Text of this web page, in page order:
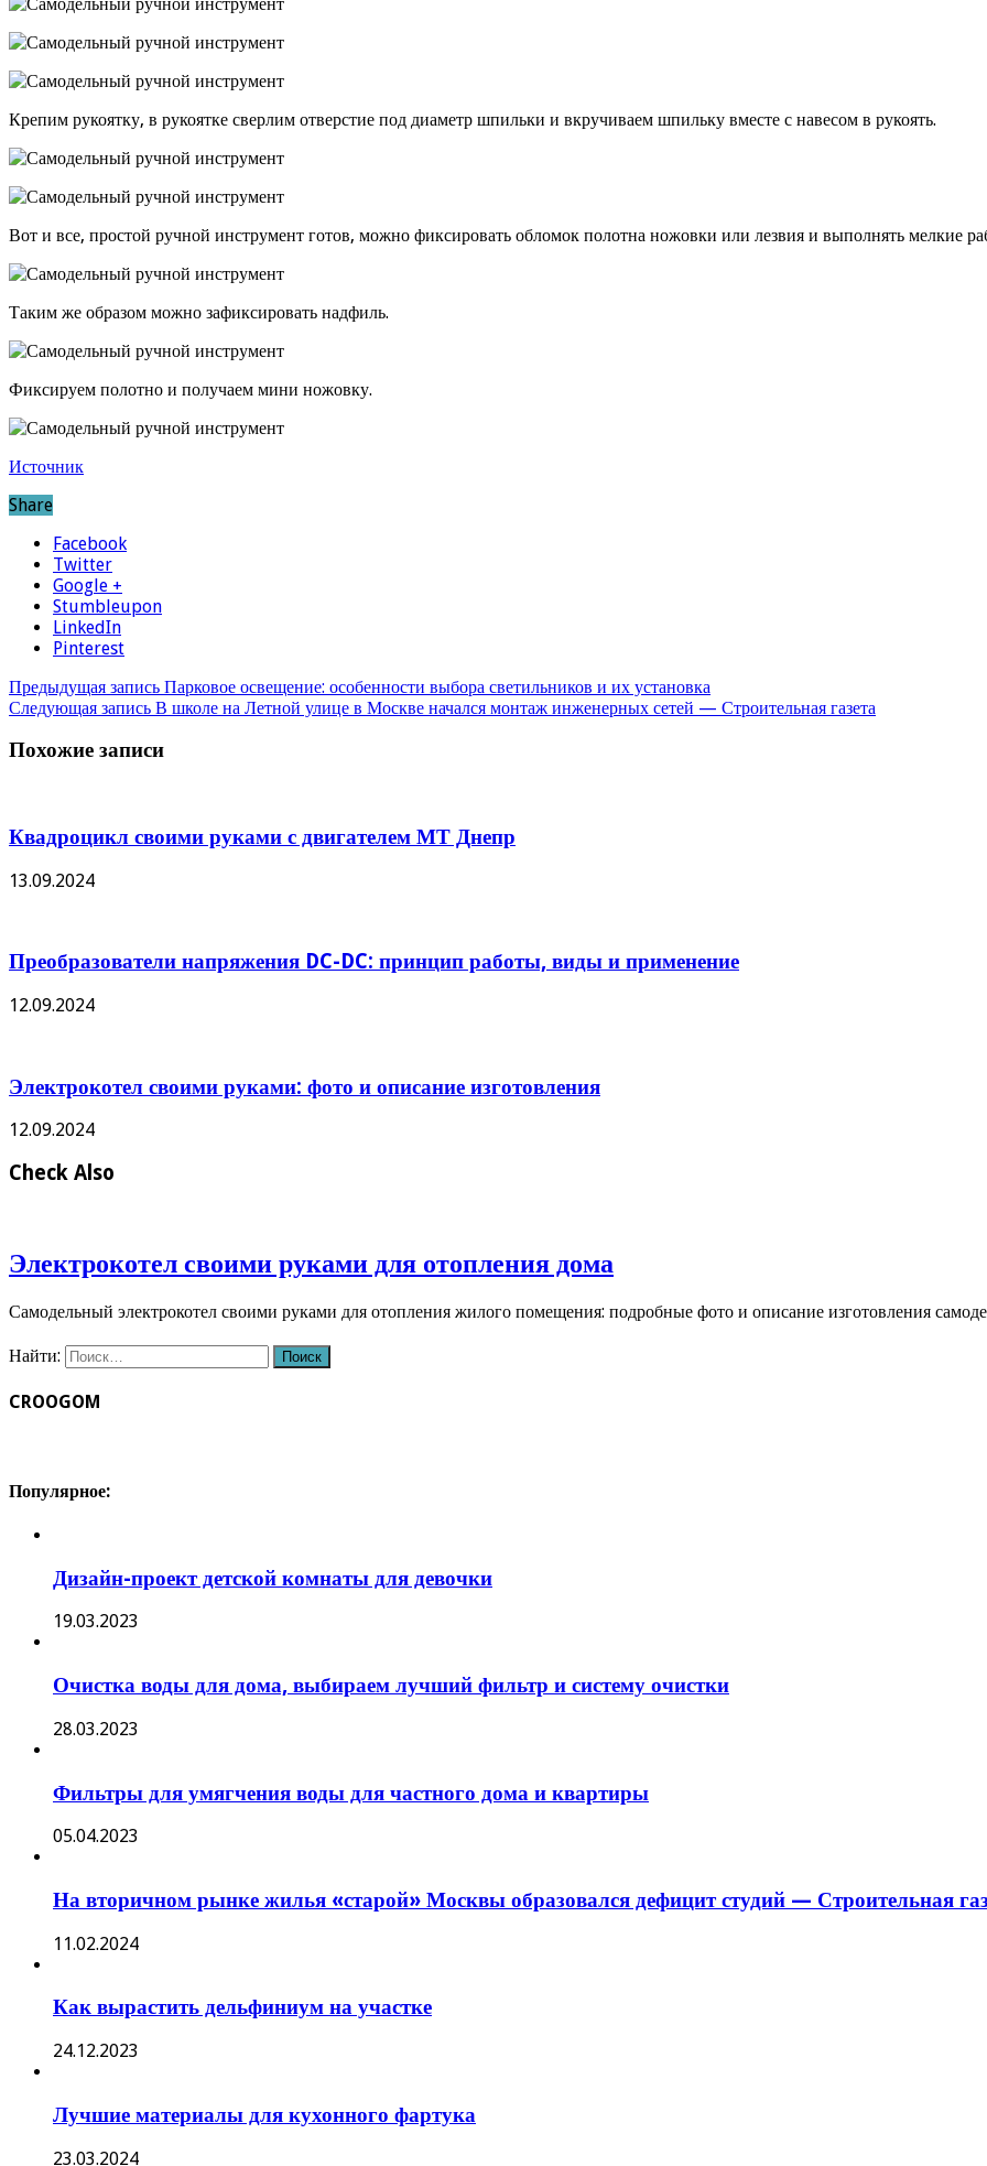
Крепим рукоятку, в рукоятке сверлим отверстие под диаметр шпильки и вкручиваем шпильку вместе с навесом в рукоять.
Вот и все, простой ручной инструмент готов, можно фиксировать обломок полотна ножовки или лезвия и выполнять мелкие
Таким же образом можно зафиксировать надфиль.
Фиксируем полотно и получаем мини ножовку.
Источник
Share
Facebook
Twitter
Google +
Stumbleupon
LinkedIn
Pinterest
Предыдущая запись Парковое освещение: особенности выбора светильников и их установка
Следующая запись В школе на Летной улице в Москве начался монтаж инженерных сетей — Строительная газета
Похожие записи
Квадроцикл своими руками с двигателем МТ Днепр
13.09.2024
Преобразователи напряжения DC-DC: принцип работы, виды и применение
12.09.2024
Электрокотел своими руками: фото и описание изготовления
12.09.2024
Check Also
Электрокотел своими руками для отопления дома
Самодельный электрокотел своими руками для отопления жилого помещения: подробные фото и описание изготовления
Найти:
CROOGOM
Популярное:
Дизайн-проект детской комнаты для девочки
19.03.2023
Очистка воды для дома, выбираем лучший фильтр и систему очистки
28.03.2023
Фильтры для умягчения воды для частного дома и квартиры
05.04.2023
На вторичном рынке жилья «старой» Москвы образовался дефицит студий — Строительная
11.02.2024
Как вырастить дельфиниум на участке
24.12.2023
Лучшие материалы для кухонного фартука
23.03.2024